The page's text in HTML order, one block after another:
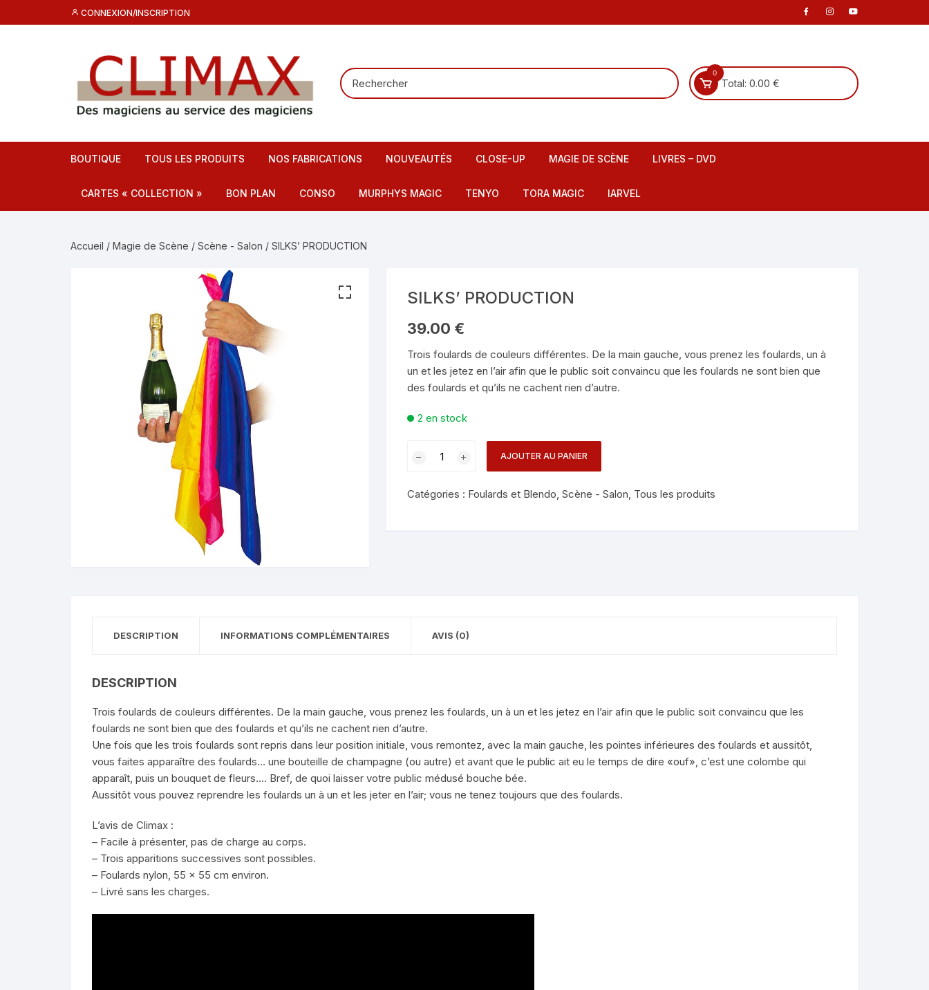
au
CONNEXION/INSCRIPTION
0
Total: 0.00 €
BOUTIQUE TOUS LES PRODUITS NOS FABRICATIONS NOUVEAUTÉS CLOSE-UP
Tours de carte
Mousses – Balles – Anneaux
Chop Cup – Gobelets
MAGIE DE SCÈNE
Carte pour la scene
Tours pour enfants
Tours de corde
Foulards et Blendo
LIVRES – DVD
CARTES « COLLECTION » BON PLAN CONSO
Cire – FI – Fils – Cordes
Neige – Rubans – Steamers
MURPHYS MAGIC TENYO TORA MAGIC IARVEL
Accueil / Magie de Scène / Scène - Salon / SILKS’ PRODUCTION
SILKS’ PRODUCTION
39.00 €
Trois foulards de couleurs différentes. De la main gauche, vous prenez les foulards, un à
un et les jetez en l’air afin que le public soit convaincu que les foulards ne sont bien que
des foulards et qu’ils ne cachent rien d’autre.
2 en stock
PRODUCTION
AJOUTER AU PANIER
Catégories : Foulards et Blendo, Scène - Salon, Tous les produits
DESCRIPTION INFORMATIONS COMPLÉMENTAIRES AVIS (0)
DESCRIPTION
Trois foulards de couleurs différentes. De la main gauche, vous prenez les foulards, un à un et les jetez en l’air afin que le public soit convaincu que les
foulards ne sont bien que des foulards et qu’ils ne cachent rien d’autre.
Une fois que les trois foulards sont repris dans leur position initiale, vous remontez, avec la main gauche, les pointes inférieures des foulards et aussitôt,
vous faites apparaître des foulards… une bouteille de champagne (ou autre) et avant que le public ait eu le temps de dire «ouf», c’est une colombe qui
apparaît, puis un bouquet de fleurs…. Bref, de quoi laisser votre public médusé bouche bée.
Aussitôt vous pouvez reprendre les foulards un à un et les jeter en l’air; vous ne tenez toujours que des foulards.
L’avis de Climax :
– Facile à présenter, pas de charge au corps.
– Trois apparitions successives sont possibles.
– Foulards nylon, 55 x 55 cm environ.
– Livré sans les charges.